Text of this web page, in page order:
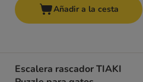
Añadir a la cesta
Escalera rascador TIAKI